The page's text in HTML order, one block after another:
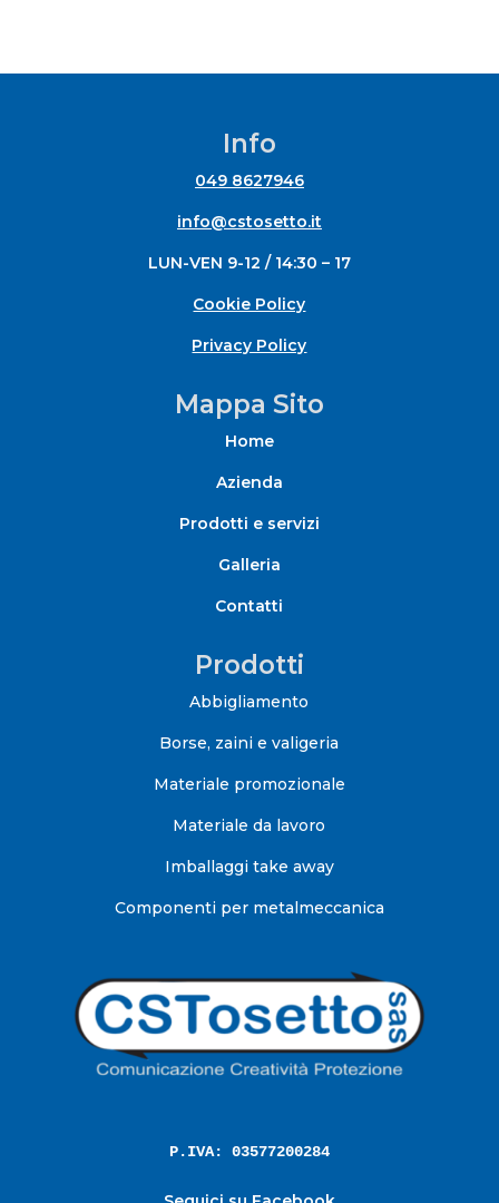
Info
049 8627946
info@cstosetto.it
LUN-VEN 9-12 / 14:30 – 17
Cookie Policy
Privacy Policy
Mappa Sito
Home
Azienda
Prodotti e servizi
Galleria
Contatti
Prodotti
Abbigliamento
Borse, zaini e valigeria
Materiale promozionale
Materiale da lavoro
Imballaggi take away
Componenti per metalmeccanica
P.IVA: 03577200284